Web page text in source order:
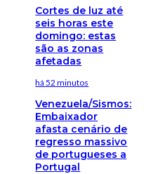
Cortes de luz até
seis horas este
domingo: estas
são as zonas
afetadas
há 52 minutos
Venezuela/Sismos:
Embaixador
afasta cenário de
regresso massivo
de portugueses a
Portugal